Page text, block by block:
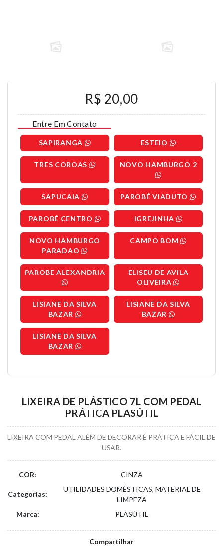
R$ 20,00
Entre Em Contato
SAPIRANGA ESTEIO
TRES COROAS NOVO HAMBURGO 2
SAPUCAIA PAROBÉ VIADUTO
PAROBÉ CENTRO IGREJINHA
NOVO HAMBURGO
PARADAO
CAMPO BOM
PAROBE ALEXANDRIA
ELISEU DE AVILA
OLIVEIRA
LISIANE DA SILVA
BAZAR
LISIANE DA SILVA
BAZAR
LISIANE DA SILVA
BAZAR
LIXEIRA DE PLÁSTICO 7L COM PEDAL
PRÁTICA PLASÚTIL
LIXEIRA COM PEDAL ALÉM DE DECORAR É PRÁTICA E FÁCIL DE
USAR.
COR: CINZA
Categorias:
UTILIDADES DOMÉSTICAS, MATERIAL DE
LIMPEZA
Marca:
PLASÚTIL
Compartilhar